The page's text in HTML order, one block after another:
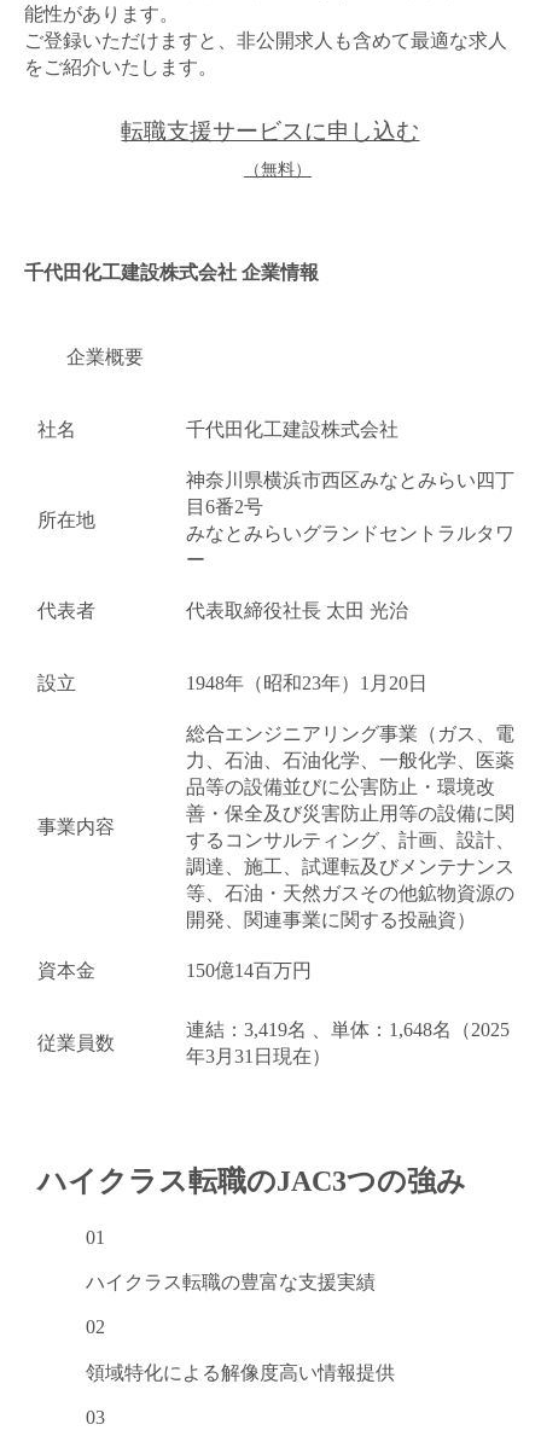
能性があります。
ご登録いただけますと、非公開求人も含めて最適な求人
をご紹介いたします。
転職支援サービスに申し込む
（無料）
千代田化工建設株式会社 企業情報
企業概要
社名 千代田化工建設株式会社
所在地
神奈川県横浜市西区みなとみらい四丁
目6番2号
みなとみらいグランドセントラルタワ
ー
代表者 代表取締役社長 太田 光治
設立 1948年（昭和23年）1月20日
事業内容
総合エンジニアリング事業（ガス、電
力、石油、石油化学、一般化学、医薬
品等の設備並びに公害防止・環境改
善・保全及び災害防止用等の設備に関
するコンサルティング、計画、設計、
調達、施工、試運転及びメンテナンス
等、石油・天然ガスその他鉱物資源の
開発、関連事業に関する投融資）
資本金 150億14百万円
従業員数
連結：3,419名 、単体：1,648名（2025
年3月31日現在）
ハイクラス転職のJAC3つの強み
01
ハイクラス転職の豊富な支援実績
02
領域特化による解像度高い情報提供
03